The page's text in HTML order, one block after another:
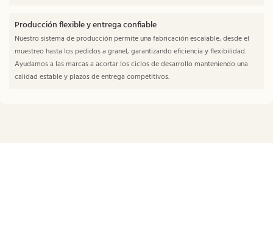
Producción flexible y entrega confiable
Nuestro sistema de producción permite una fabricación escalable, desde el
muestreo hasta los pedidos a granel, garantizando eficiencia y flexibilidad.
Ayudamos a las marcas a acortar los ciclos de desarrollo manteniendo una
calidad estable y plazos de entrega competitivos.